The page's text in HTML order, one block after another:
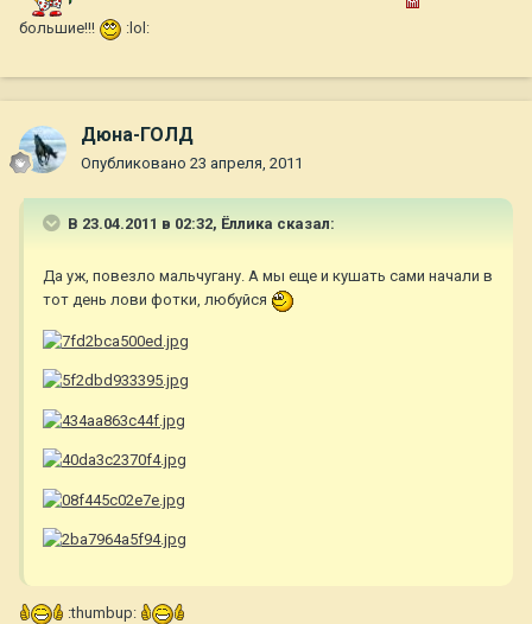
большие!!! :lol:
Дюна-ГОЛД
Опубликовано 23 апреля, 2011
В 23.04.2011 в 02:32, Ёллика сказал:
Да уж, повезло мальчугану. А мы еще и кушать сами начали в
тот день лови фотки, любуйся
:thumbup: